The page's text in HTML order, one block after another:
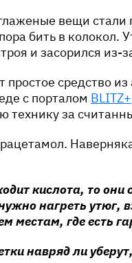
вещи стали
бить в колокол.
и засорился из-
средство
с порталом BLITZ+
технику за
кислота, то они
нагреть утюг,
местам, где есть
навряд ли